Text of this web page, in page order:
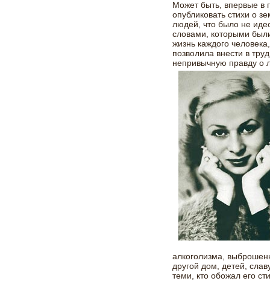
Может быть, впервые в
опубликовать стихи о
людей, что было не
словами, которыми
жизнь каждого
позволила внести в
непривычную правду о
алкоголизма,
другой дом, детей,
теми, кто обожал его